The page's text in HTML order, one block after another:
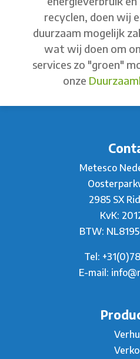
recyclen, doen wij
duurzaam mogelijk
wat wij doen om
services zo "groen"
onze
Metesco
2985 SX
KvK:
BTW:
Tel:
E-mail: